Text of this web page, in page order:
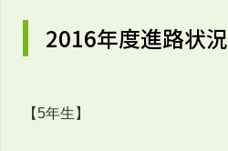
2016年度進路状況
【5年生】